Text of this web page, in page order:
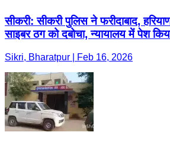
सीकरी: सीकरी पुलिस ने फरीदाबाद,
साइबर ठग को दबोचा, न्यायालय में पेश
Sikri, Bharatpur | Feb 16, 2026